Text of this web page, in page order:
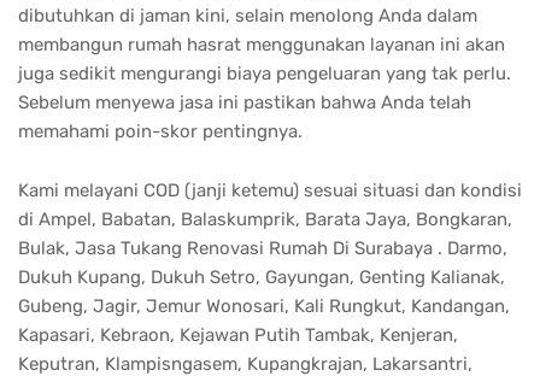
dibutuhkan di jaman kini, selain menolong Anda dalam
membangun rumah hasrat menggunakan layanan ini akan
juga sedikit mengurangi biaya pengeluaran yang tak perlu.
Sebelum menyewa jasa ini pastikan bahwa Anda telah
memahami poin-skor pentingnya.
Kami melayani COD (janji ketemu) sesuai situasi dan kondisi
di Ampel, Babatan, Balaskumprik, Barata Jaya, Bongkaran,
Bulak, Jasa Tukang Renovasi Rumah Di Surabaya . Darmo,
Dukuh Kupang, Dukuh Setro, Gayungan, Genting Kalianak,
Gubeng, Jagir, Jemur Wonosari, Kali Rungkut, Kandangan,
Kapasari, Kebraon, Kejawan Putih Tambak, Kenjeran,
Keputran, Klampisngasem, Kupangkrajan, Lakarsantri,